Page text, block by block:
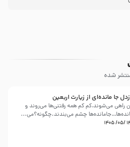
شده
جا مانده‌ای از زیارت اربعین
راهی می‌شوند،کم‌ کم همه رفتنی‌ها می‌روند و
چشم می‌بندند.چگونه؟می‌...
۱۴۰۵